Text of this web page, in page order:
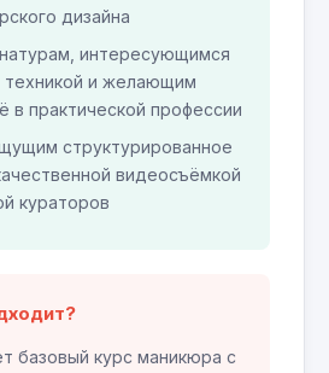
дизайна
интересующимся
техникой и желающим
в практической профессии
структурированное
видеосъёмкой
кураторов
базовый курс маникюра с